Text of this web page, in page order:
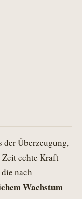
der Überzeugung,
echte Kraft
nach
Wachstum